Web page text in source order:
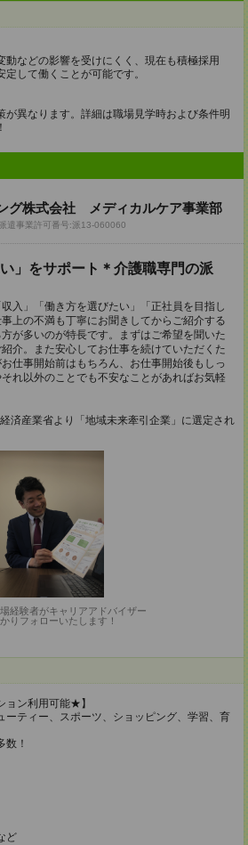
動などの影響を受けにくく、現在も積極採用
して働くことが可能です。
が異なります。詳細は職場見学時および条件明
グ株式会社 メディカルケア事業部
遣事業許可番号:派13-060060
」をサポート＊介護職専門の派
入」「働き方を選びたい」「正社員を目指し
上の不満も丁寧にお聞きしてからご紹介する
が多いのが特長です。まずはご希望を聞いた
介。また安心してお仕事を続けていただくた
仕事開始前はもちろん、お仕事開始後もしっ
れ以外のことでも不安なことがあればお気軽
済産業省より「地域未来牽引企業」に選定され
経験者がキャリアアドバイザー
りフォローいたします！
ョン利用可能★】
ーティー、スポーツ、ショッピング、学習、育
数！
ど